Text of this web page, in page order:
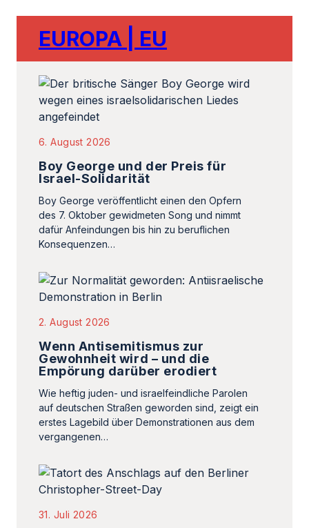
EUROPA | EU
6. August 2026
Boy George und der Preis für
Israel-Solidarität
Boy George veröffentlicht einen den Opfern
des 7. Oktober gewidmeten Song und nimmt
dafür Anfeindungen bis hin zu beruflichen
Konsequenzen…
2. August 2026
Wenn Antisemitismus zur
Gewohnheit wird – und die
Empörung darüber erodiert
Wie heftig juden- und israelfeindliche Parolen
auf deutschen Straßen geworden sind, zeigt ein
erstes Lagebild über Demonstrationen aus dem
vergangenen…
31. Juli 2026